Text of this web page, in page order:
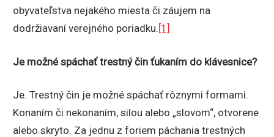
obyvateľstva nejakého miesta či záujem na
dodržiavaní verejného poriadku. [1]
Je možné spáchať trestný čin ťukaním do klávesnice?
Je. Trestný čin je možné spáchať rôznymi formami.
Konaním či nekonaním, silou alebo „slovom“, otvorene
alebo skryto. Za jednu z foriem páchania trestných